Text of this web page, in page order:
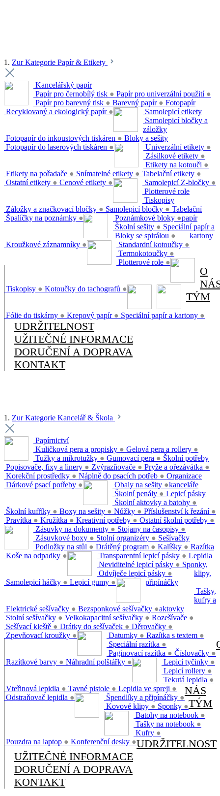
1. Zur Kategorie Papír & Etikety
Kancelářský papír
Papír pro černobílý tisk ● Papír pro univerzální použití ●
Papír pro barevný tisk ● Barevný papír ●
Recyklovaný a ekologický papír ●
Fotopapír
Fotopapír do inkoustových tiskáren ●
Fotopapír do laserových tiskáren ●
Samolepicí etikety
Univerzální etikety ●
Zásilkové etikety ●
Etikety na kotouči ●
Etikety na pořadače ● Snímatelné etikety ● Tabelační etikety ●
Ostatní etikety ● Cenové etikety ●
Samolepicí bločky a
záložky
Samolepicí Z-bločky ●
Záložky a značkovací bločky ● Samolepicí bločky ●
Špalíčky na poznámky ●
Bloky a sešity
Poznámkové bloky ●
Školní sešity ●
Bloky se spirálou ●
Kroužkové záznamníky ●
Plotterové role
Standardní kotoučky ●
Termokotoučky ●
Plotterové role ●
Tiskopisy
Tiskopisy ● Kotoučky do tachografů ●
Tabelační
papír
Speciální papír a
kartony
Fólie do tiskárny ● Krepový papír ● Speciální papír a kartony ●
O
TÝM
UDRŽITELNOST
UŽITEČNÉ INFORMACE
DORUČENÍ A DOPRAVA
KONTAKT
1. Zur Kategorie Kancelář & Škola
Papírnictví
Kuličková pera a propisky ● Gelová pera a rollery ●
Tužky a mikrotužky ● Gumovací pera ●
Popisovače, fixy a linery ● Zvýrazňovače ● Pryže a ořezávátka ●
Korekční prostředky ● Náplně do psacích potřeb ●
Dárkové psací potřeby ●
Školní potřeby
Obaly na sešity ●
Školní penály ●
Školní aktovky a batohy ●
Školní kufříky ● Boxy na sešity ● Nůžky ● Příslušenství k řezání ●
Pravítka ● Kružítka ● Kreativní potřeby ● Ostatní školní potřeby ●
Organizace
kanceláře
Zásuvky na dokumenty ● Stojany na časopisy ●
Zásuvkové boxy ● Stolní organizéry ●
Podložky na stůl ● Drátěný program ● Kalíšky ●
Koše na odpadky ●
Lepicí pásky
Transparentní lepicí pásky ●
Neviditelné lepicí pásky ●
Odvíječe lepicí pásky ●
Samolepicí háčky ● Lepicí gumy ●
Sešívačky
Elektrické sešívačky ● Bezsponkové sešívačky ●
Stolní sešívačky ● Velkokapacitní sešívačky ● Rozešívače ●
Sešívací kleště ● Drátky do sešívaček ● Děrovačky ●
Zpevňovací kroužky ●
Razítka
Datumky ● Razítka s textem ●
Speciální razítka ●
Paginovací razítka ● Číslovačky ●
Razítkové barvy ● Náhradní polštářky ●
Lepidla
Lepicí tyčinky ●
Lepicí rollery ●
Tekutá lepidla ●
Vteřinová lepidla ● Tavné pistole ● Lepidla ve spreji ●
Odstraňovač lepidla ●
Sponky,
klipy,
připínáčky
Špendlíky a připínáčky ●
Kovové klipy ● Sponky ●
Tašky,
kufry a
aktovky
Batohy na notebook ●
Tašky na notebook ●
Kufry ●
Pouzdra na laptop ● Konferenční desky ●
NÁS
TÝM
UDRŽITELNOST
UŽITEČNÉ INFORMACE
DORUČENÍ A DOPRAVA
KONTAKT